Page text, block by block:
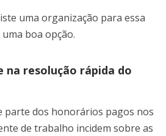
uma organização para essa
boa opção.
na resolução rápida do
parte dos honorários pagos nos
de trabalho incidem sobre as